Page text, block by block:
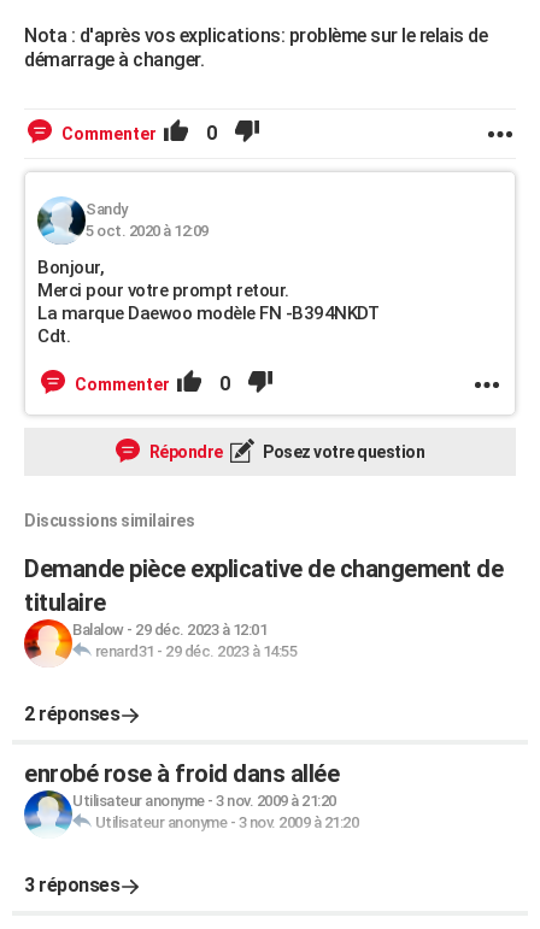
Nota : d'après vos explications: problème sur le relais de
démarrage à changer.
Commenter 0
Sandy
5 oct. 2020 à 12:09
Bonjour,
Merci pour votre prompt retour.
La marque Daewoo modèle FN -B394NKDT
Cdt.
Commenter 0
Répondre Posez votre question
Discussions similaires
Demande pièce explicative de changement de
titulaire
Balalow- 29 déc. 2023 à 12:01
renard31 - 29 déc. 2023 à 14:55
2 réponses
enrobé rose à froid dans allée
Utilisateur anonyme- 3 nov. 2009 à 21:20
Utilisateur anonyme- 3 nov. 2009 à 21:20
3 réponses